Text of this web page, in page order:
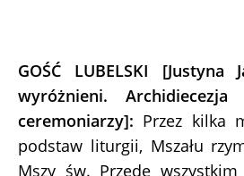
GOŚĆ LUBELSKI [Justyna
wyróżnieni.
ceremoniarzy]: Przez kilka
podstaw liturgii, Mszału
Mszy św. Przede